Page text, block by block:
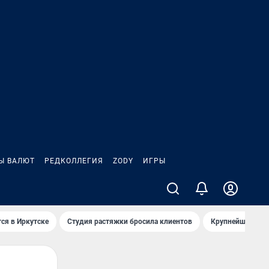
ВАЛЮТ РЕДКОЛЛЕГИЯ ZODY ИГРЫ
в Иркутске Студия растяжки бросила клиентов Крупнейшие